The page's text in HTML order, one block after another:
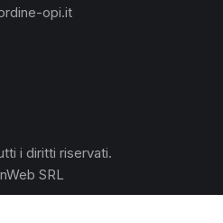
opi.it
i diritti riservati.
SRL